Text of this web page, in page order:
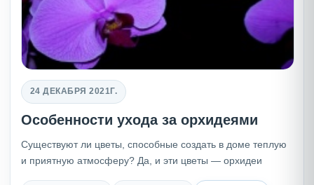
24 ДЕКАБРЯ 2021Г.
Особенности ухода за орхидеями
Существуют ли цветы, способные создать в доме теплую
и приятную атмосферу? Да, и эти цветы — орхидеи